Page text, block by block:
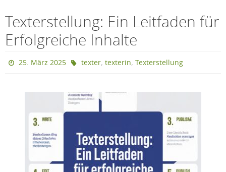
Texterstellung: Ein Leitfaden für
Erfolgreiche Inhalte
25. März 2025 texter, texterin, Texterstellung